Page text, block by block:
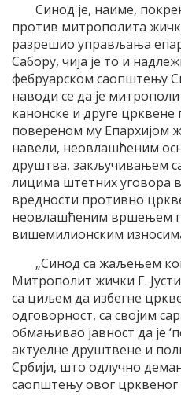
Синод је, наиме,
против митрополита
разрешио управљања
Сабору, чија је то и
фебруарском саопштењу
наводи се да је
канонске и друге
повереном му Епархијом
навели, неовлашћеним
друштва, закључивањем
лицима штетних уговора
вредности противно
неовлашћеним вршењем
вишемилионским
„Синод са жаљењем
Митрополит жички Г.
са циљем да избегне
одговорност, са својим
обмањивао јавност да је
актуелне друштвене и
Србији, што одлучно
саопштењу овог црквеног